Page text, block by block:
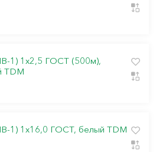
1) 1х2,5 ГОСТ (500м),
TDM
1) 1х16,0 ГОСТ, белый TDM